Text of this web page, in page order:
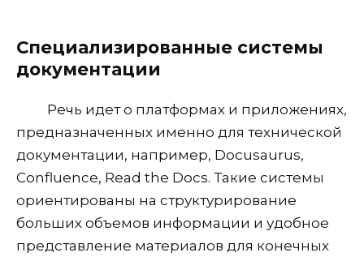
Специализированные системы
документации
Речь идет о платформах и приложениях,
предназначенных именно для технической
документации, например, Docusaurus,
Confluence, Read the Docs. Такие системы
ориентированы на структурирование
больших объемов информации и удобное
представление материалов для конечных